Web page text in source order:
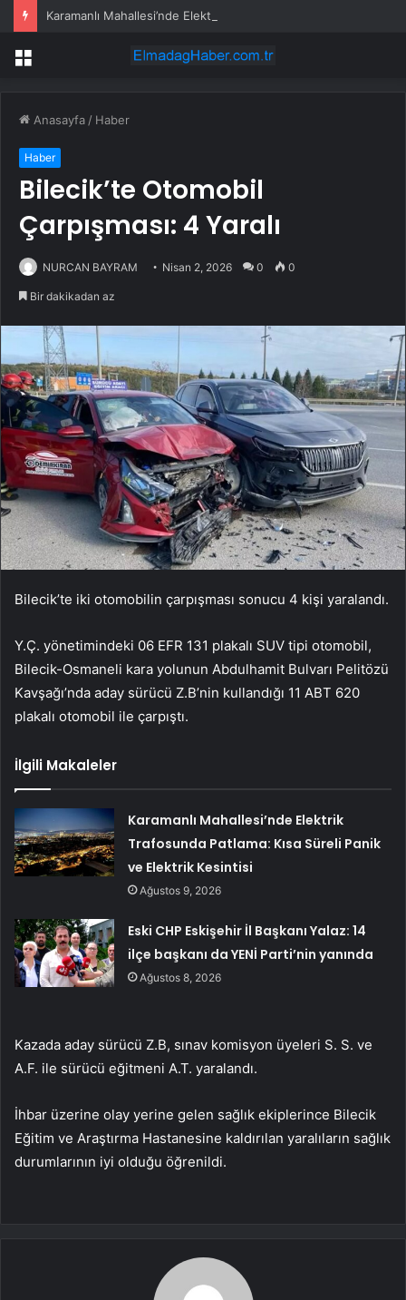
Menü
Anasayfa / Haber
Haber
Bilecik’te Otomobil
Çarpışması: 4 Yaralı
NURCAN BAYRAM Nisan 2, 2026 0 0
Bir dakikadan az
Bilecik’te iki otomobilin çarpışması sonucu 4 kişi yaralandı.
Y.Ç. yönetimindeki 06 EFR 131 plakalı SUV tipi otomobil,
Bilecik-Osmaneli kara yolunun Abdulhamit Bulvarı Pelitözü
Kavşağı’nda aday sürücü Z.B’nin kullandığı 11 ABT 620
plakalı otomobil ile çarpıştı.
İlgili Makaleler
Karamanlı Mahallesi’nde Elektrik
Trafosunda Patlama: Kısa Süreli Panik
ve Elektrik Kesintisi
Ağustos 9, 2026
Eski CHP Eskişehir İl Başkanı Yalaz: 14
ilçe başkanı da YENİ Parti’nin yanında
Ağustos 8, 2026
Kazada aday sürücü Z.B, sınav komisyon üyeleri S. S. ve
A.F. ile sürücü eğitmeni A.T. yaralandı.
İhbar üzerine olay yerine gelen sağlık ekiplerince Bilecik
Eğitim ve Araştırma Hastanesine kaldırılan yaralıların sağlık
durumlarının iyi olduğu öğrenildi.